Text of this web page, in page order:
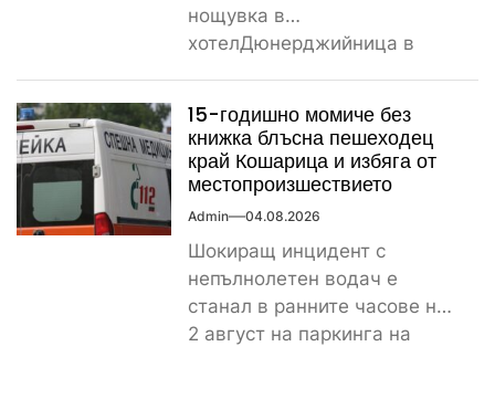
нощувка в
хотелДюнерджийница в
скъпотия на храната...
15-годишно момиче без
книжка блъсна пешеходец
край Кошарица и избяга от
местопроизшествието
Admin 04.08.2026
Шокиращ инцидент с
непълнолетен водач е
станал в ранните часове на
2 август на паркинга на